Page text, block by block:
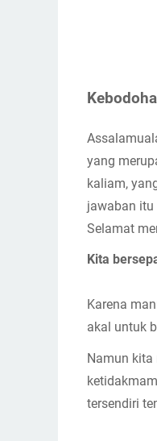
yang
kaliam,
jawaban itu
Selamat
Kita
Karena
akal untuk
Namun kita
tersendiri